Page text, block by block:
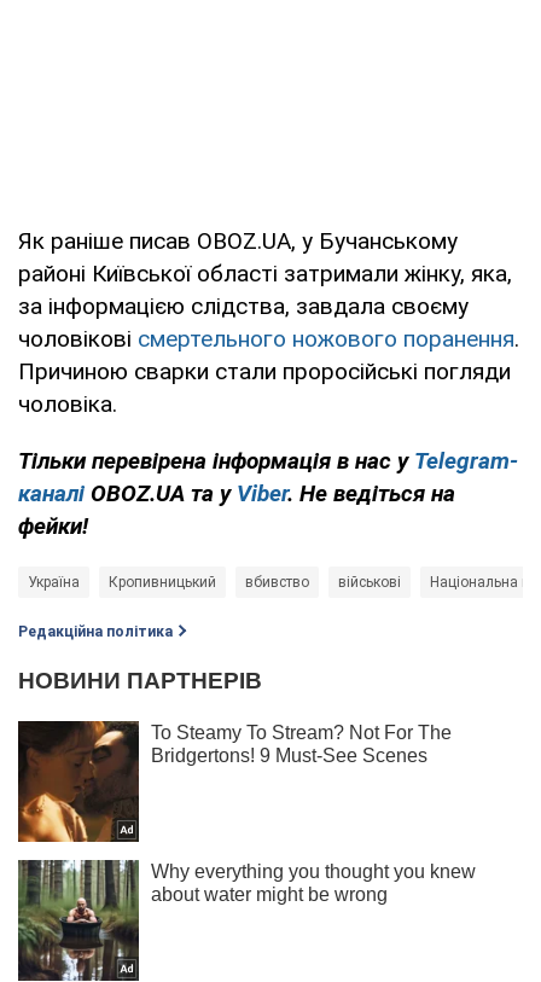
Як раніше писав OBOZ.UA, у Бучанському
районі Київської області затримали жінку, яка,
за інформацією слідства, завдала своєму
чоловікові смертельного ножового поранення.
Причиною сварки стали проросійські погляди
чоловіка.
Тільки перевірена інформація в нас у Telegram-
каналі OBOZ.UA та у Viber. Не ведіться на
фейки!
Україна Кропивницький вбивство військові Національна
Редакційна політика